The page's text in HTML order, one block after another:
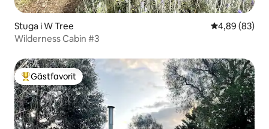
Stuga i W Tree 4,89 av 5 i
4,89 (83)
Wilderness Cabin #3
Populär gästfavorit
Gästfavorit